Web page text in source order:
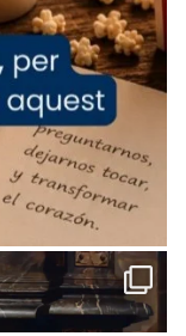
ens
ha
de Les